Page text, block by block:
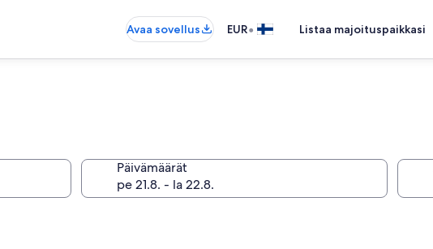
Avaa sovellus EUR• Listaa majoituspaikkasi
Päivämäärät